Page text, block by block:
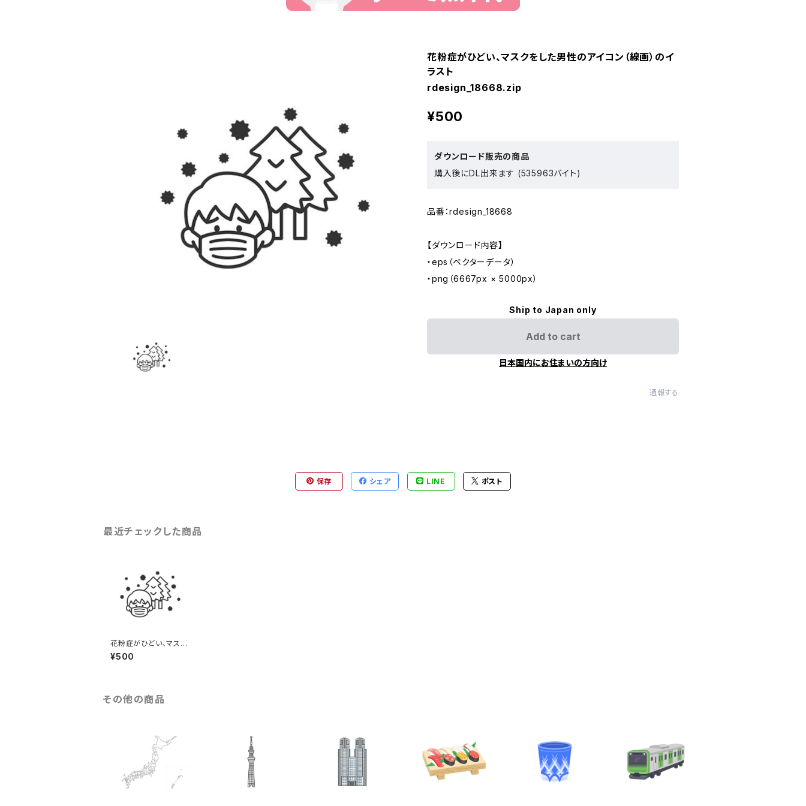
花粉症がひどい、マスクをした男性のアイコン（線画）のイ
ラスト
rdesign_18668.zip
¥500
ダウンロード販売の商品
購入後にDL出来ます (535963バイト)
品番：rdesign_18668
【ダウンロード内容】
・eps（ベクターデータ）
・png（6667px × 5000px）
Ship to Japan only
Add to cart
日本国内にお住まいの方向け
通報する
保存 シェア LINE ポスト
最近チェックした商品
花粉症がひどい、マスク
をした男性のアイコン
（線画）のイラスト
¥500
その他の商品